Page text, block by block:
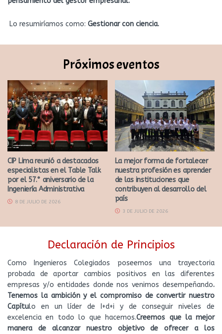
​​​ Lo resumiríamos como: Gestionar con ciencia.
Próximos eventos
CIP Lima reunió a destacados
especialistas en el Table Talk
por el 57.° aniversario de la
Ingeniería Administrativa
8 DE JULIO DE 2026
La mejor forma de fortalecer
nuestra profesión es aprender
de las instituciones que
contribuyen al desarrollo del
país
3 DE JULIO DE 2026
Declaración de Principios
Como Ingenieros Colegiados poseemos una trayectoria
probada de aportar cambios positivos en las diferentes
empresas y/o entidades donde nos venimos desempeñando.
Tenemos la ambición y el compromiso de convertir nuestro
Capítulo en un líder de I+d+i y de conseguir niveles de
excelencia en todo lo que hacemos.Creemos que la mejor
manera de alcanzar nuestro objetivo de ofrecer a los